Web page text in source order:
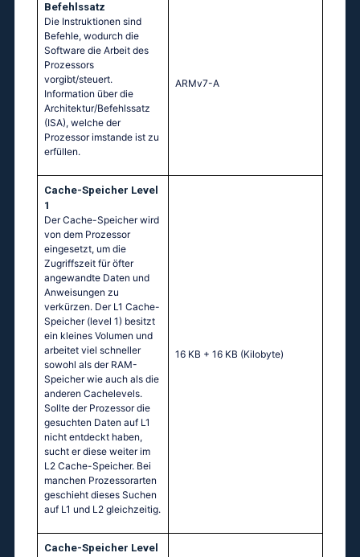
Befehlssatz
Die Instruktionen sind
Befehle, wodurch die
Software die Arbeit des
Prozessors
vorgibt/steuert.
Information über die
Architektur/Befehlssatz
(ISA), welche der
Prozessor imstande ist zu
erfüllen.
ARMv7-A
Cache-Speicher Level
1
Der Cache-Speicher wird
von dem Prozessor
eingesetzt, um die
Zugriffszeit für öfter
angewandte Daten und
Anweisungen zu
verkürzen. Der L1 Cache-
Speicher (level 1) besitzt
ein kleines Volumen und
arbeitet viel schneller
sowohl als der RAM-
Speicher wie auch als die
anderen Cachelevels.
Sollte der Prozessor die
gesuchten Daten auf L1
nicht entdeckt haben,
sucht er diese weiter im
L2 Cache-Speicher. Bei
manchen Prozessorarten
geschieht dieses Suchen
auf L1 und L2 gleichzeitig.
16 KB + 16 KB (Kilobyte)
Cache-Speicher Level